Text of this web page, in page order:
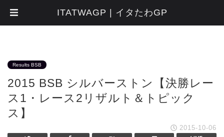
Results BSB
2015 BSB シルバーストン【決勝レー
ス1・レース2リザルト＆トピック
ス】
2015-10-06
ITATWAGP | イタたわGP